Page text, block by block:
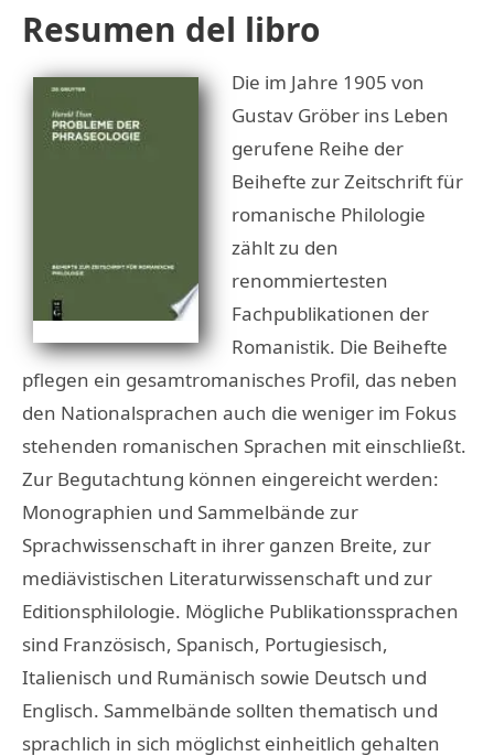
Resumen del libro
Die im Jahre 1905 von
Gustav Gröber ins Leben
gerufene Reihe der
Beihefte zur Zeitschrift für
romanische Philologie
zählt zu den
renommiertesten
Fachpublikationen der
Romanistik. Die Beihefte
pflegen ein gesamtromanisches Profil, das neben
den Nationalsprachen auch die weniger im Fokus
stehenden romanischen Sprachen mit einschließt.
Zur Begutachtung können eingereicht werden:
Monographien und Sammelbände zur
Sprachwissenschaft in ihrer ganzen Breite, zur
mediävistischen Literaturwissenschaft und zur
Editionsphilologie. Mögliche Publikationssprachen
sind Französisch, Spanisch, Portugiesisch,
Italienisch und Rumänisch sowie Deutsch und
Englisch. Sammelbände sollten thematisch und
sprachlich in sich möglichst einheitlich gehalten